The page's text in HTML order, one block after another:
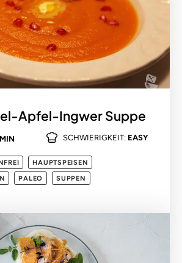
Apfel-Ingwer Suppe
SCHWIERIGKEIT: EASY
HAUPTSPEISEN
PALEO
SUPPEN